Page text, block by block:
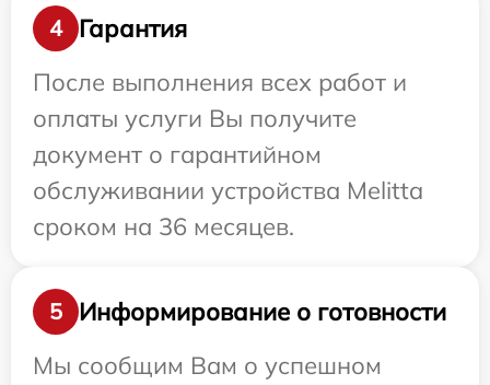
4
Гарантия
После выполнения всех работ и
оплаты услуги Вы получите
документ о гарантийном
обслуживании устройства Melitta
сроком на 36 месяцев.
5
Информирование о готовности
Мы сообщим Вам о успешном